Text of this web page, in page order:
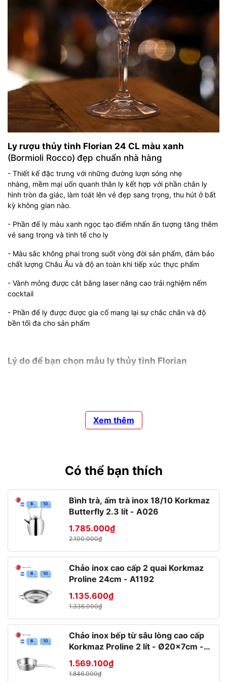
Ly rượu thủy tinh Florian 24 CL màu xanh
(Bormioli Rocco) đẹp chuẩn nhà hàng
- Thiết kế đặc trưng với những đường lượn sóng nhẹ
nhàng, mềm mại uốn quanh thân ly kết hợp với phần chân ly
hình tròn đa giác, làm toát lên vẻ đẹp sang trọng, thu hút ở bất
kỳ không gian nào.
- Phần đế ly màu xanh ngọc tạo điểm nhấn ấn tượng tăng thêm
vẻ sang trọng và tinh tế cho ly
- Màu sắc không phai trong suốt vòng đời sản phẩm, đảm bảo
chất lượng Châu Âu và độ an toàn khi tiếp xúc thực phẩm
- Vành mỏng được cắt bằng laser nâng cao trải nghiệm nếm
cocktail
- Phần đế ly được được gia cố mang lại sự chắc chắn và độ
bền tối đa cho sản phẩm
Lý do để bạn chọn mẫu ly thủy tinh Florian
nhã cho đồ uống ở mọi kiểu dáng, mọi loại rượu với mọi
- Dòng sản phẩm hiện có 2 mẫu: chân màu trắng và chân màu
- Thương hiệu Bormioli Rocco
- Sản xuất tại Ý
Bạn có thể tham khảo các sản phẩm cùng dòng ly thủy tinh
Xem thêm
Có thể bạn thích
Bình trà, ấm trà inox 18/10 Korkmaz
Butterfly 2.3 lít - A026
1.785.000₫
2.100.000₫
Chảo inox cao cấp 2 quai Korkmaz
Proline 24cm - A1192
1.135.600₫
1.336.000₫
Chảo inox bếp từ sâu lòng cao cấp
Korkmaz Proline 2 lít - Ø20x7cm -
A1175
1.569.100₫
1.846.000₫